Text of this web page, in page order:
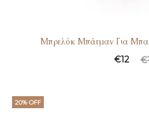
Μπρελόκ Μπάτμαν Για
€
€12
20% OFF